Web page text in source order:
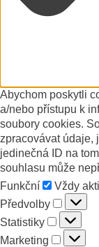
Abychom poskytli
a/nebo přístupu k
soubory cookies.
zpracovávat údaje,
jedinečná ID na
souhlasu může
Funkční
Funkční
Vždy
Předvolby
Statistiky
Statistiky
Marketing